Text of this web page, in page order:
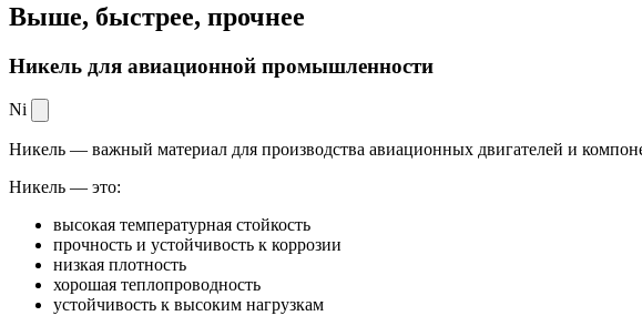
Выше, быстрее, прочнее
Никель для авиационной промышленности
Ni
Никель — важный материал для производства авиационных двигателей и
Никель — это:
высокая температурная стойкость
прочность и устойчивость к коррозии
низкая плотность
хорошая теплопроводность
устойчивость к высоким нагрузкам